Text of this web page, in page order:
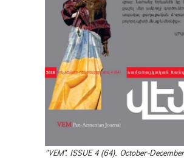
"VEM". ISSUE 4 (64). October-